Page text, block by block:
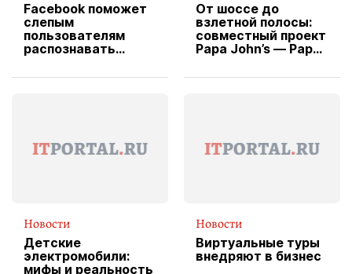
Facebook поможет
слепым
пользователям
распознавать
От шоссе до
взлетной полосы:
совместный проект
Papa John’s — Papa
вводит
Новости
Детские
электромобили:
мифы и реальность
Новости
Виртуальные туры
внедряют в бизнес